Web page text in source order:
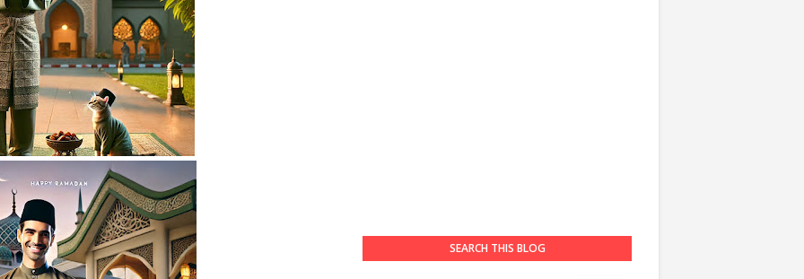
SEARCH THIS BLOG